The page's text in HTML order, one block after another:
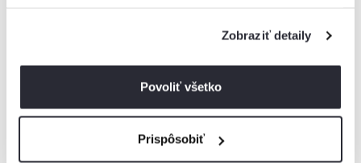
Zobraziť detaily
Povoliť všetko
Prispôsobiť
Orava